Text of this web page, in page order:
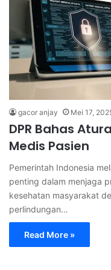
gacor anjay Mei 17,
DPR Bahas
Medis Pasien
Pemerintah Indonesia
penting dalam menjaga
kesehatan masyarakat
perlindungan…
Read More »